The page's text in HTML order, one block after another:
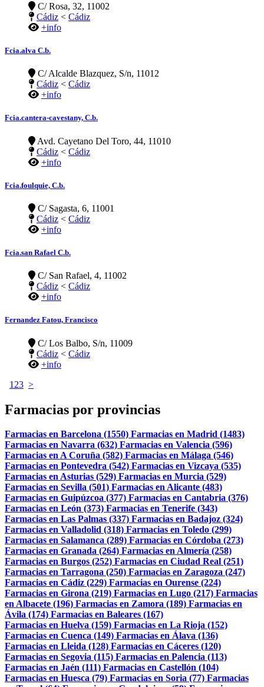
C/ Rosa, 32, 11002
Cádiz < Cádiz
+info
Fcia.alva C.b.
C/ Alcalde Blazquez, S/n, 11012
Cádiz < Cádiz
+info
Fcia.cantera-cavestany, C.b.
Avd. Cayetano Del Toro, 44, 11010
Cádiz < Cádiz
+info
Fcia.foulquie, C.b.
C/ Sagasta, 6, 11001
Cádiz < Cádiz
+info
Fcia.san Rafael C.b.
C/ San Rafael, 4, 11002
Cádiz < Cádiz
+info
Fernandez Fatou, Francisco
C/ Los Balbo, S/n, 11009
Cádiz < Cádiz
+info
1 23 >
Farmacias por provincias
Farmacias en Barcelona (1550) Farmacias en Madrid (1483)
Farmacias en Navarra (632) Farmacias en Valencia (596)
Farmacias en A Coruña (582) Farmacias en Málaga (546)
Farmacias en Pontevedra (542) Farmacias en Vizcaya (535)
Farmacias en Asturias (529) Farmacias en Murcia (529)
Farmacias en Sevilla (501) Farmacias en Alicante (483)
Farmacias en Guipúzcoa (377) Farmacias en Cantabria (376)
Farmacias en León (373) Farmacias en Tenerife (343)
Farmacias en Las Palmas (337) Farmacias en Badajoz (324)
Farmacias en Valladolid (318) Farmacias en Toledo (299)
Farmacias en Salamanca (289) Farmacias en Córdoba (273)
Farmacias en Granada (264) Farmacias en Almería (258)
Farmacias en Burgos (252) Farmacias en Ciudad Real (251)
Farmacias en Tarragona (250) Farmacias en Zaragoza (247)
Farmacias en Cádiz (229) Farmacias en Ourense (224)
Farmacias en Girona (219) Farmacias en Lugo (217) Farmacias
en Albacete (196) Farmacias en Zamora (189) Farmacias en
Ávila (174) Farmacias en Baleares (167)
Farmacias en Huelva (159) Farmacias en La Rioja (152)
Farmacias en Cuenca (149) Farmacias en Álava (136)
Farmacias en Lleida (128) Farmacias en Cáceres (120)
Farmacias en Segovia (115) Farmacias en Palencia (113)
Farmacias en Jaén (111) Farmacias en Castellón (104)
Farmacias en Huesca (79) Farmacias en Soria (77) Farmacias